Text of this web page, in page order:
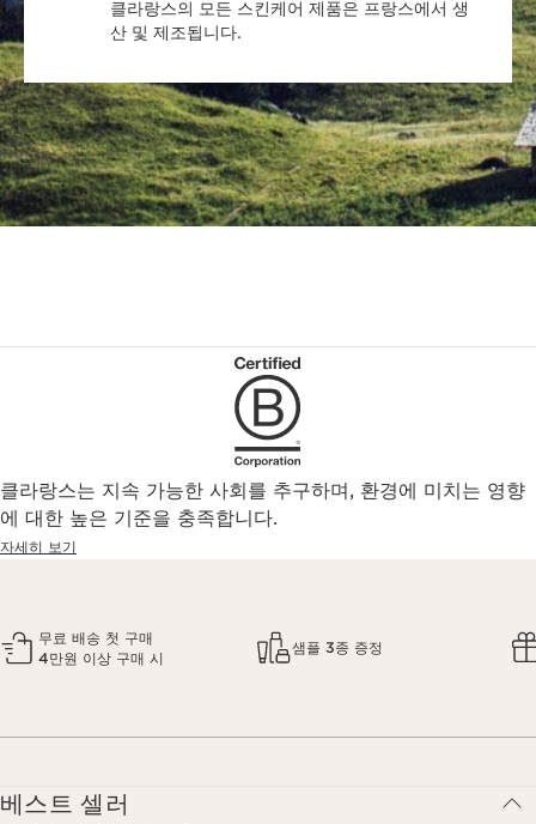
클라랑스의 모든 스킨케어 제품은 프랑스에서 생
산 및 제조됩니다.
클라랑스는 지속 가능한 사회를 추구하며, 환경에 미치는 영향
에 대한 높은 기준을 충족합니다.
자세히 보기
무료 배송 첫 구매
4만원 이상 구매 시
샘플 3종 증정
베스트 셀러